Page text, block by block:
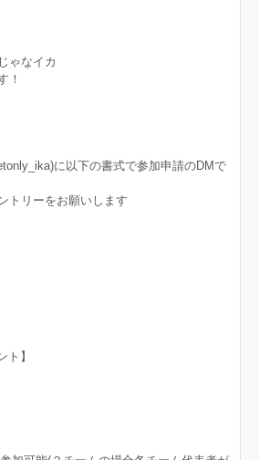
ゃなイカ
！
に以下の書式で参加申請のDMで
トリーをお願いします
ト】